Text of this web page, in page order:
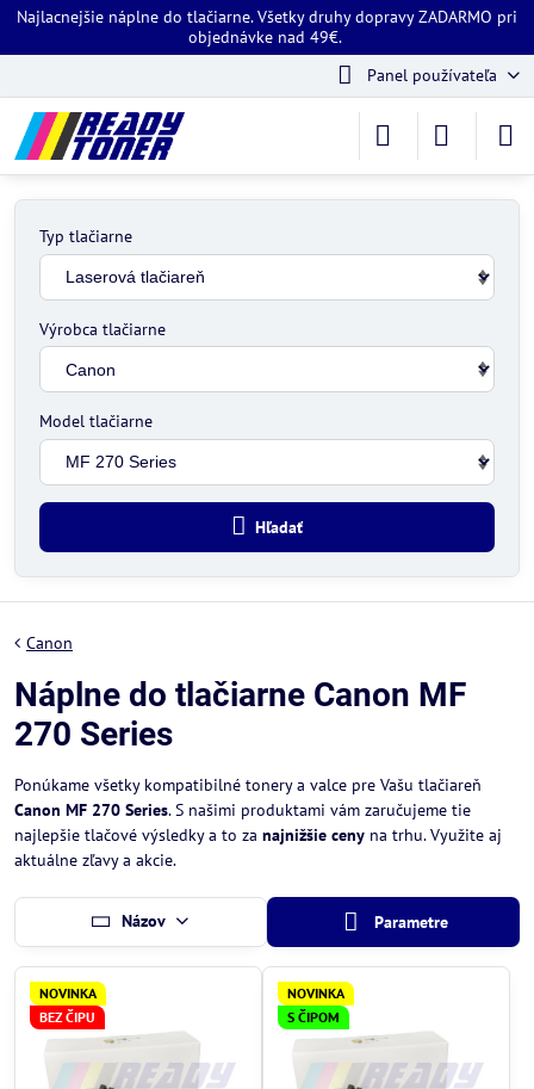
Najlacnejšie náplne do tlačiarne. Všetky druhy dopravy ZADARMO pri
objednávke nad 49€.
Panel používateľa
Typ tlačiarne
Výrobca tlačiarne
Model tlačiarne
Hľadať
Canon
Náplne do tlačiarne Canon MF
270 Series
Ponúkame všetky kompatibilné tonery a valce pre Vašu tlačiareň
Canon MF 270 Series. S našimi produktami vám zaručujeme tie
najlepšie tlačové výsledky a to za najnižšie ceny na trhu. Využite aj
aktuálne zľavy a akcie.
Názov Parametre
NOVINKA
BEZ ČIPU
NOVINKA
S ČIPOM